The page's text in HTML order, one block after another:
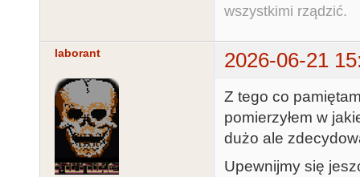
wszystkimi rządzić.
laborant 2026-06-21
Z tego co
pomierzyłem w
dużo ale
Upewnijmy się